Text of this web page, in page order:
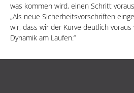
was kommen wird, einen Schritt
„Als neue Sicherheitsvorschriften
wir, dass wir der Kurve deutlich
Dynamik am Laufen.“